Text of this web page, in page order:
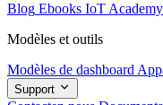
Blog Ebooks IoT Academy
Modèles et outils
Modèles de dashboard
Support